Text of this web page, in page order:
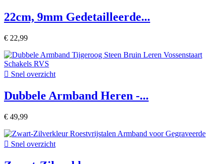
22cm, 9mm Gedetailleerde...
€ 22,99
 Snel overzicht
Dubbele Armband Heren -...
€ 49,99
 Snel overzicht